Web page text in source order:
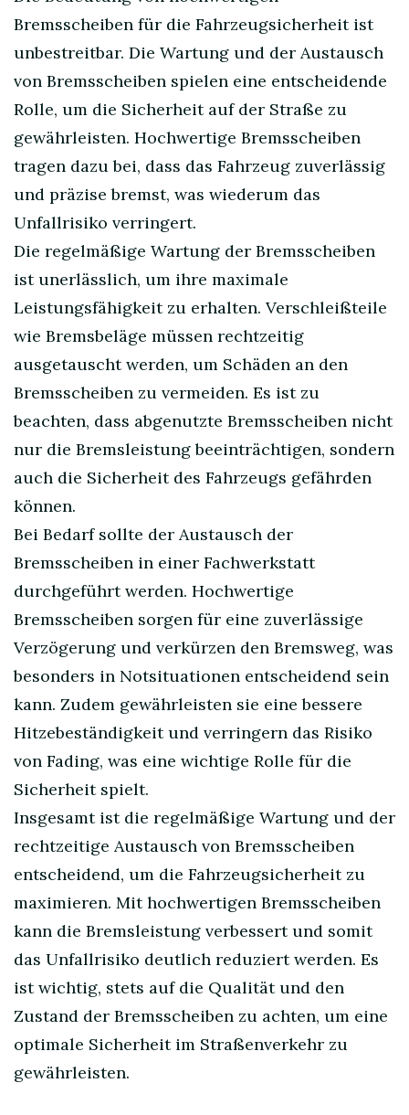
Bremsscheiben für die Fahrzeugsicherheit ist
unbestreitbar. Die Wartung und der Austausch
von Bremsscheiben spielen eine entscheidende
Rolle, um die Sicherheit auf der Straße zu
gewährleisten. Hochwertige Bremsscheiben
tragen dazu bei, dass das Fahrzeug zuverlässig
und präzise bremst, was wiederum das
Unfallrisiko verringert.
Die regelmäßige Wartung der Bremsscheiben
ist unerlässlich, um ihre maximale
Leistungsfähigkeit zu erhalten. Verschleißteile
wie Bremsbeläge müssen rechtzeitig
ausgetauscht werden, um Schäden an den
Bremsscheiben zu vermeiden. Es ist zu
beachten, dass abgenutzte Bremsscheiben nicht
nur die Bremsleistung beeinträchtigen, sondern
auch die Sicherheit des Fahrzeugs gefährden
können.
Bei Bedarf sollte der Austausch der
Bremsscheiben in einer Fachwerkstatt
durchgeführt werden. Hochwertige
Bremsscheiben sorgen für eine zuverlässige
Verzögerung und verkürzen den Bremsweg, was
besonders in Notsituationen entscheidend sein
kann. Zudem gewährleisten sie eine bessere
Hitzebeständigkeit und verringern das Risiko
von Fading, was eine wichtige Rolle für die
Sicherheit spielt.
Insgesamt ist die regelmäßige Wartung und der
rechtzeitige Austausch von Bremsscheiben
entscheidend, um die Fahrzeugsicherheit zu
maximieren. Mit hochwertigen Bremsscheiben
kann die Bremsleistung verbessert und somit
das Unfallrisiko deutlich reduziert werden. Es
ist wichtig, stets auf die Qualität und den
Zustand der Bremsscheiben zu achten, um eine
optimale Sicherheit im Straßenverkehr zu
gewährleisten.